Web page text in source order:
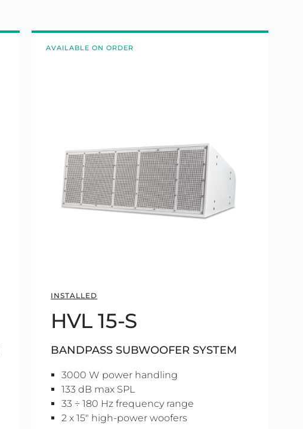
AVAILABLE ON ORDER
INSTALLED
HVL 15-S
BANDPASS SUBWOOFER SYSTEM
3000 W power handling
133 dB max SPL
33 ÷ 180 Hz frequency range
2 x 15" high-power woofers